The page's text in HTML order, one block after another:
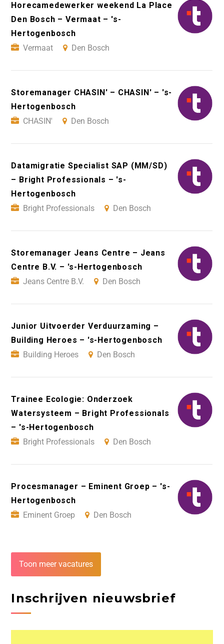
Horecamedewerker weekend La Place
Den Bosch – Vermaat – 's-
Hertogenbosch
Vermaat
Den Bosch
Storemanager CHASIN' – CHASIN' – 's-
Hertogenbosch
CHASIN'
Den Bosch
Datamigratie Specialist SAP (MM/SD)
– Bright Professionals – 's-
Hertogenbosch
Bright Professionals
Den Bosch
Storemanager Jeans Centre – Jeans
Centre B.V. – 's-Hertogenbosch
Jeans Centre B.V.
Den Bosch
Junior Uitvoerder Verduurzaming –
Building Heroes – 's-Hertogenbosch
Building Heroes
Den Bosch
Trainee Ecologie: Onderzoek
Watersysteem – Bright Professionals
– 's-Hertogenbosch
Bright Professionals
Den Bosch
Procesmanager – Eminent Groep – 's-
Hertogenbosch
Eminent Groep
Den Bosch
Toon meer vacatures
Inschrijven nieuwsbrief